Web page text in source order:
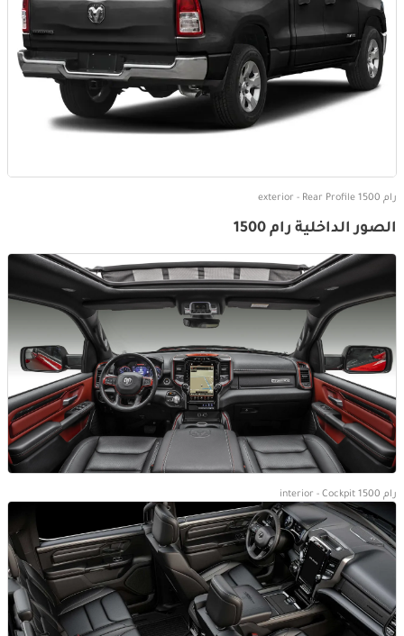
رام 1500 exterior - Rear Profile
الصور الداخلية رام 1500
رام 1500 interior - Cockpit